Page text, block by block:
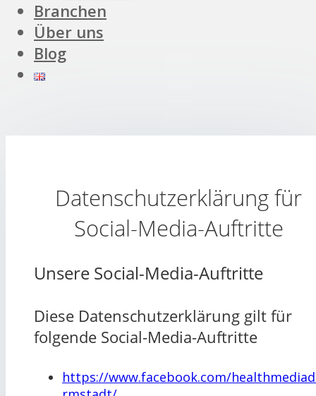
Branchen
Über uns
Blog
Datenschutzerklärung für
Social-Media-Auftritte
Unsere Social-Media-Auftritte
Diese Datenschutzerklärung gilt für
folgende Social-Media-Auftritte
https://www.facebook.com/